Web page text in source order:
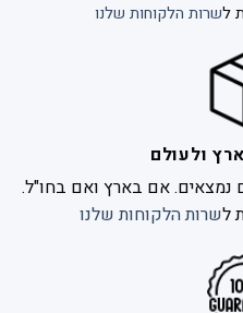
לשרות הלקוחות שלנו
ולעולם
נמצאים. אם בארץ ואם בחו"ל.
לשרות הלקוחות שלנו